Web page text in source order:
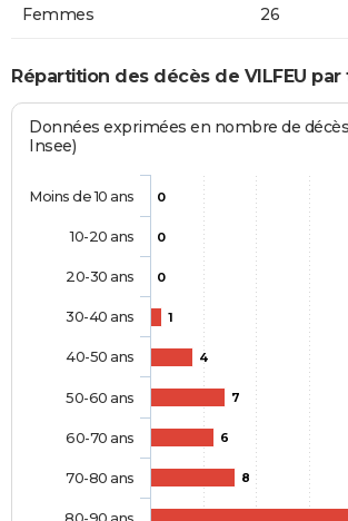
Femmes 26
Répartition des décès de VILFEU
Données exprimées en nombre de
Insee)
0
0
0
1
4
7
6
8
Moins de 10 ans
10-20 ans
20-30 ans
30-40 ans
40-50 ans
50-60 ans
60-70 ans
70-80 ans